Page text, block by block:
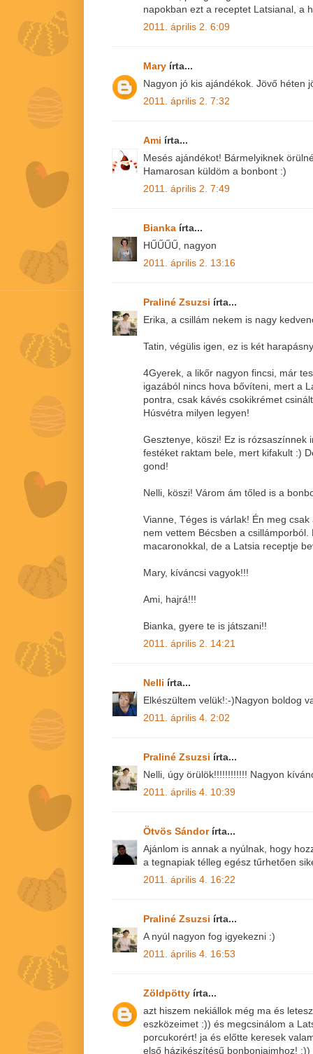
napokban ezt a receptet Latsianal, a
2011. április 2. 6:09
Mary írta...
Nagyon jó kis ajándékok. Jövő héten
2011. április 2. 7:32
Ami írta...
Mesés ajándékot! Bármelyiknek
Hamarosan küldöm a bonbont :)
2011. április 2. 7:49
Bianka írta...
HŰŰŰŰ, nagyon
2011. április 2. 13:16
Praliné Zsuzsi írta...
Erika, a csillám nekem is nagy
Tatin, végülis igen, ez is két
4Gyerek, a likőr nagyon fincsi, már
igazából nincs hova bővíteni, mert a
pontra, csak kávés csokikrémet
Húsvétra milyen legyen!
Gesztenye, köszi! Ez is rózsaszínnek
festéket raktam bele, mert kifakult :)
gond!
Nelli, köszi! Várom ám tőled is a
Vianne, Téges is várlak! Én meg
nem vettem Bécsben a
macaronokkal, de a Latsia receptje
Mary, kíváncsi vagyok!!!
Ami, hajrá!!!
Bianka, gyere te is játszani!!
2011. április 2. 14:21
Nelli írta...
Elkészültem velük!:-)Nagyon boldog
2011. április 4. 2:02
Praliné Zsuzsi írta...
Nelli, úgy örülök!!!!!!!!!!!! Nagyon
2011. április 4. 10:39
Ötvös Sándor írta...
Ajánlom is annak a nyúlnak, hogy
a tegnapiak télleg egész tűrhetően
2011. április 4. 16:22
Praliné Zsuzsi írta...
A nyúl nagyon fog igyekezni :)
2011. április 4. 16:53
Zöldpötty írta...
azt hiszem nekiállok még ma és
eszközeimet :)) és megcsinálom a
porcukorért! ja és előtte keresek
első házikészítésű bonbonjaimhoz! :))